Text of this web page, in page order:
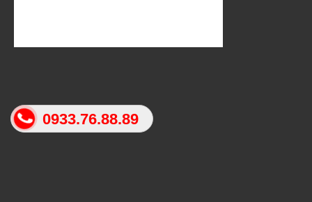
0933.76.88.89
BẢN ĐỒ